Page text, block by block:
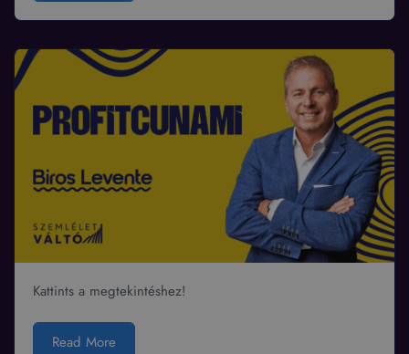
Kattints a megtekintéshez!
Read More